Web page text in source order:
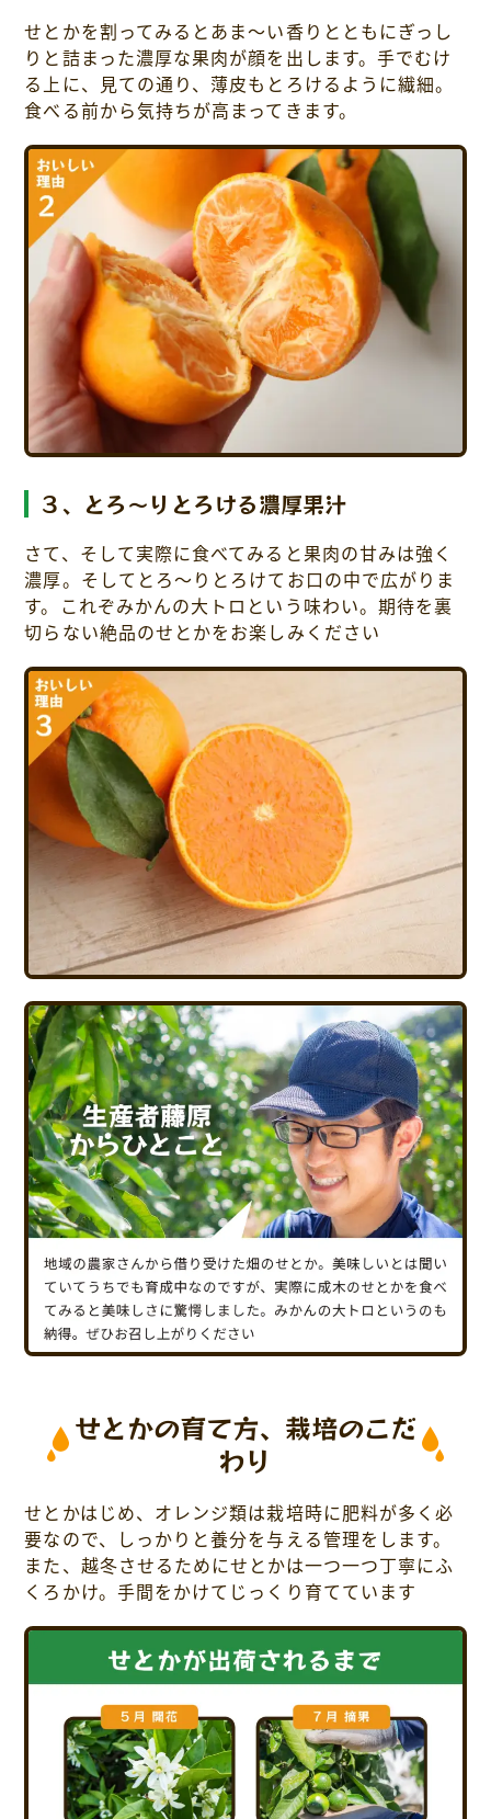
せとかを割ってみるとあま～い香りとともにぎっし
りと詰まった濃厚な果肉が顔を出します。手でむけ
る上に、見ての通り、薄皮もとろけるように繊細。
食べる前から気持ちが高まってきます。
３、とろ～りとろける濃厚果汁
さて、そして実際に食べてみると果肉の甘みは強く
濃厚。そしてとろ～りとろけてお口の中で広がりま
す。これぞみかんの大トロという味わい。期待を裏
切らない絶品のせとかをお楽しみください
せとかの育て方、栽培のこだ
わり
せとかはじめ、オレンジ類は栽培時に肥料が多く必
要なので、しっかりと養分を与える管理をします。
また、越冬させるためにせとかは一つ一つ丁寧にふ
くろかけ。手間をかけてじっくり育てています